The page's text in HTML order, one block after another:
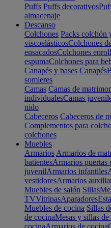
Puffs Puffs decorativos
almacenaje
Descanso
Colchones Packs colchón
viscoelásticosColchones
ensacadosColchones
espumaColchones para
Canapés y bases Canapés
somieres
Camas Camas de
individualesCamas
nido
Cabeceros Cabeceros de
Complementos para
colchones
Muebles
Armarios Armarios de
batientesArmarios puertas
juvenilArmarios infantiles
vestidoresArmarios
Muebles de salón Sillas
TVVitrinasAparadores
Muebles de cocina Sillas
de cocinaMesas y sillas de
cocinaArmarios de cocina